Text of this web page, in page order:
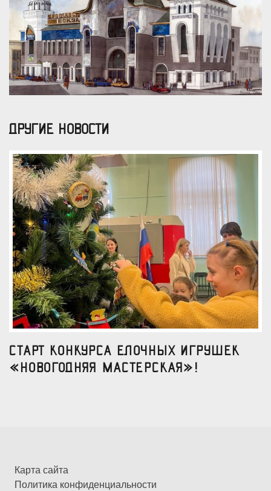
ДРУГИЕ НОВОСТИ
Старт конкурса елочных игрушек
«Новогодняя мастерская»!
Карта сайта
Политика конфиденциальности